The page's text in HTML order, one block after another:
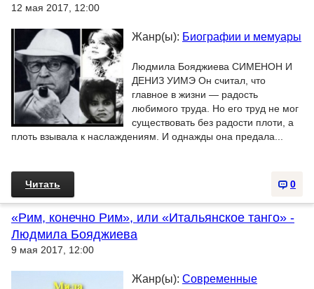
12 мая 2017, 12:00
Жанр(ы): Биографии и мемуары
Людмила Бояджиева СИМЕНОН И
ДЕНИЗ УИМЭ Он считал, что
главное в жизни — радость
любимого труда. Но его труд не мог
существовать без радости плоти, а
плоть взывала к наслаждениям. И однажды она предала...
0
Читать
«Рим, конечно Рим», или «Итальянское танго» -
Людмила Бояджиева
9 мая 2017, 12:00
Жанр(ы): Современные